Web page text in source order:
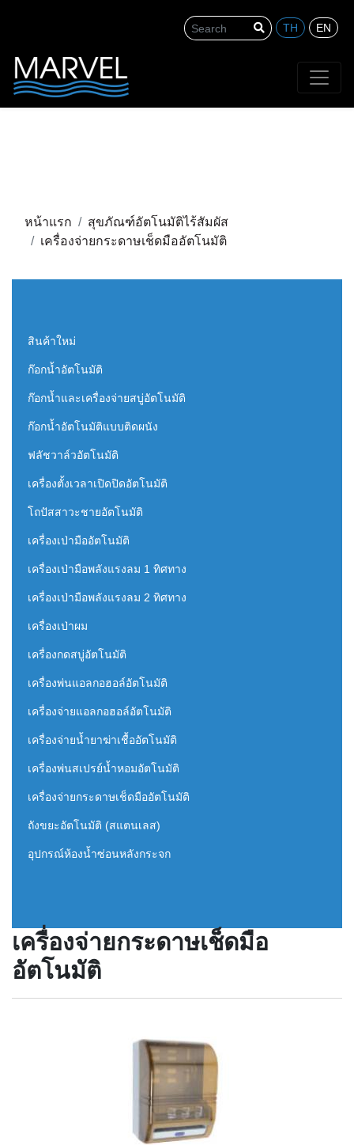
Search
TH EN
หน้าแรก
สุขภัณฑ์อัตโนมัติไร้สัมผัส
เครื่องจ่ายกระดาษเช็ดมืออัตโนมัติ
สินค้าใหม่
ก๊อกน้ำอัตโนมัติ
ก๊อกน้ำและเครื่องจ่ายสบู่อัตโนมัติ
ก๊อกน้ำอัตโนมัติแบบติดผนัง
ฟลัชวาล์วอัตโนมัติ
เครื่องตั้งเวลาเปิดปิดอัตโนมัติ
โถปัสสาวะชายอัตโนมัติ
เครื่องเป่ามืออัตโนมัติ
เครื่องเป่ามือพลังแรงลม 1 ทิศทาง
เครื่องเป่ามือพลังแรงลม 2 ทิศทาง
เครื่องเป่าผม
เครื่องกดสบู่อัตโนมัติ
เครื่องพ่นแอลกอฮอล์อัตโนมัติ
เครื่องจ่ายแอลกอฮอล์อัตโนมัติ
เครื่องจ่ายน้ำยาฆ่าเชื้ออัตโนมัติ
เครื่องพ่นสเปรย์น้ำหอมอัตโนมัติ
เครื่องจ่ายกระดาษเช็ดมืออัตโนมัติ
ถังขยะอัตโนมัติ (สแตนเลส)
อุปกรณ์ห้องน้ำซ่อนหลังกระจก
เครื่องจ่ายกระดาษเช็ดมือ
อัตโนมัติ